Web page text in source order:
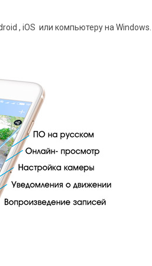
, iOS или компьютеру на Windows.